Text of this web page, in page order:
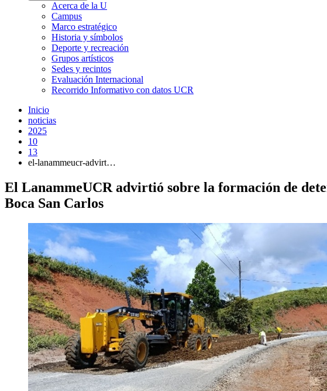
Acerca de la U
Campus
Marco estratégico
Historia y símbolos
Deporte y recreación
Grupos artísticos
Sedes y recintos
Evaluación Internacional
Recorrido Informativo con datos UCR
Inicio
noticias
2025
10
13
el-lanammeucr-advirt…
El LanammeUCR advirtió sobre la formación de
Boca San Carlos